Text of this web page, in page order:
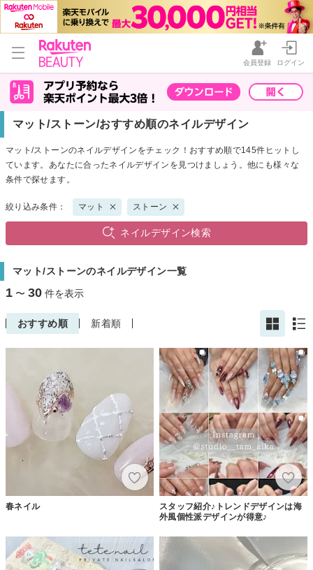
会員登録 ログイン
マット/ストーン/おすすめ順のネイルデザイン
マット/ストーンのネイルデザインをチェック！おすすめ順で145件ヒットし
ています。あなたに合ったネイルデザインを見つけましょう。他にも様々な
条件で探せます。
絞り込み条件： マット ストーン
ネイルデザイン検索
マット/ストーンのネイルデザイン一覧
1 〜 30 件を表示
おすすめ順 新着順
春ネイル
スタッフ紹介♪トレンドデザインは海
外風個性派デザインが得意♪